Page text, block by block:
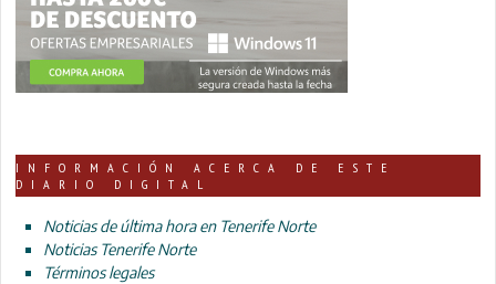
INFORMACIÓN ACERCA DE ESTE
DIARIO DIGITAL
Noticias de última hora en Tenerife Norte
Noticias Tenerife Norte
Términos legales